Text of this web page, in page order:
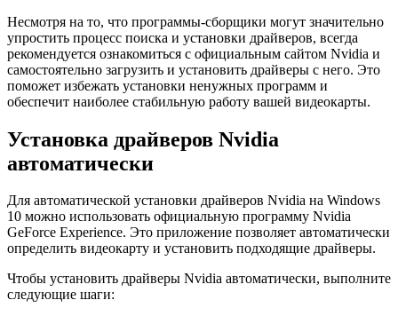
Несмотря на то, что программы-сборщики могут значительно
упростить процесс поиска и установки драйверов, всегда
рекомендуется ознакомиться с официальным сайтом Nvidia и
самостоятельно загрузить и установить драйверы с него. Это
поможет избежать установки ненужных программ и
обеспечит наиболее стабильную работу вашей видеокарты.
Установка драйверов Nvidia
автоматически
Для автоматической установки драйверов Nvidia на Windows
10 можно использовать официальную программу Nvidia
GeForce Experience. Это приложение позволяет автоматически
определить видеокарту и установить подходящие драйверы.
Чтобы установить драйверы Nvidia автоматически, выполните
следующие шаги: